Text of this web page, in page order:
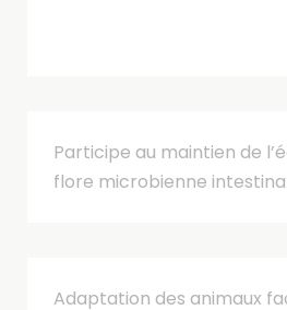
Participe au maintien de
flore microbienne
Adaptation des animaux